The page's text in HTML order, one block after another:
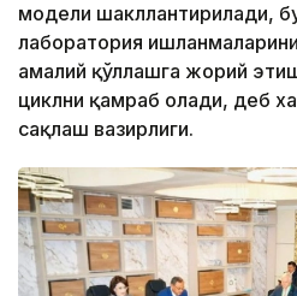
модели шакллантирилади,
лаборатория
амалий қўллашга жорий
циклни қамраб олади, деб
сақлаш вазирлиги.